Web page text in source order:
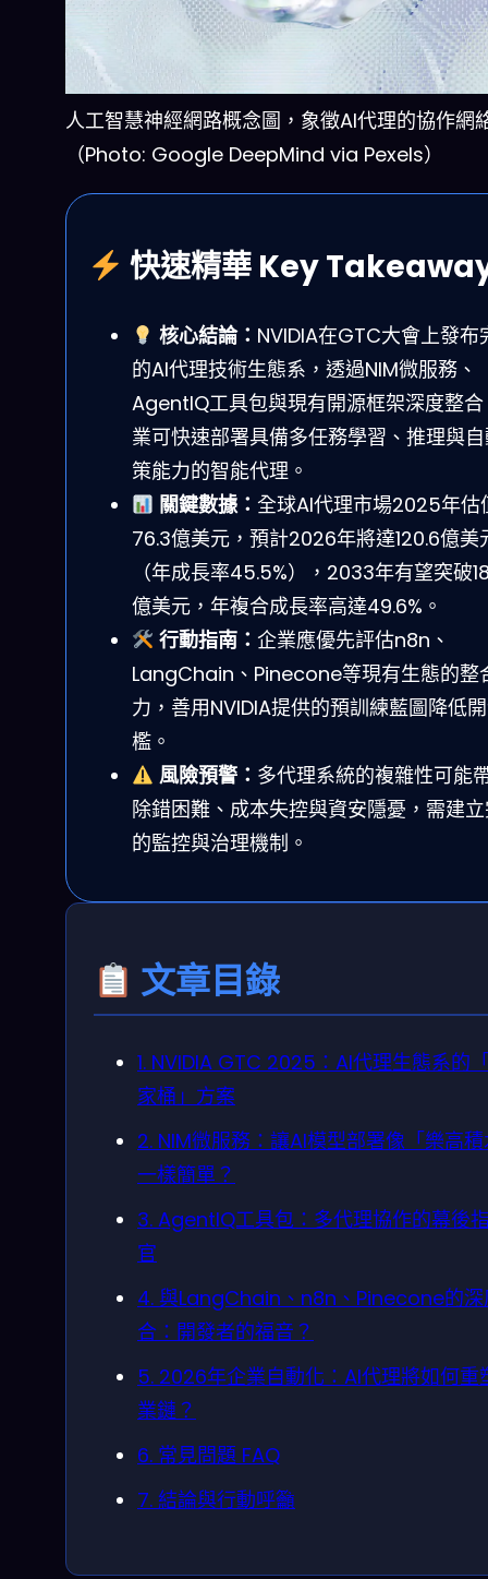
人工智慧神經網路概念圖，象徵AI代理的協作網
（Photo: Google DeepMind via Pexels）
快速精華 Key
核心結論： NVIDIA在GTC大會上發布
的AI代理技術生態系，透過NIM微服務、
AgentIQ工具包與現有開源框架深度整
業可快速部署具備多任務學習、推理與
策能力的智能代理。
關鍵數據： 全球AI代理市場2025年估
76.3億美元，預計2026年將達120.6億美
（年成長率45.5%），2033年有望突破
億美元，年複合成長率高達49.6%。
行動指南： 企業應優先評估n8n、
LangChain、Pinecone等現有生態的整
力，善用NVIDIA提供的預訓練藍圖降低
檻。
風險預警： 多代理系統的複雜性可能
除錯困難、成本失控與資安隱憂，需建
的監控與治理機制。
文章目錄
1. NVIDIA GTC 2025：AI代理生態系的
家桶」方案
2. NIM微服務：讓AI模型部署像「樂高
一樣簡單？
3. AgentIQ工具包：多代理協作的幕後
官
4. 與LangChain、n8n、Pinecone的深
合：開發者的福音？
5. 2026年企業自動化：AI代理將如何重
業鏈？
6. 常見問題 FAQ
7. 結論與行動呼籲